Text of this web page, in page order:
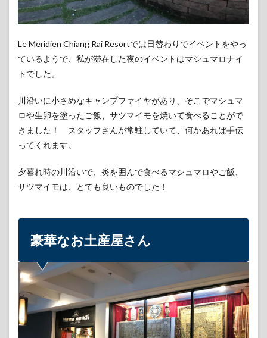
Le Meridien Chiang Rai Resortでは日替わりでイベントをやっ
ているようで、私が滞在した夜のイベントはマシュマロナイ
トでした。
川沿いに小さめなキャンプファイヤがあり、そこでマシュマ
ロや生卵を塗ったご飯、サツマイモを焼いて食べることがで
きました！ スタッフさんが常駐していて、何かあれば手伝
ってくれます。
夕暮れ時の川沿いで、炎を囲んで食べるマシュマロやご飯、
サツマイモは、とても良いものでした！
豪華なお土産屋さん